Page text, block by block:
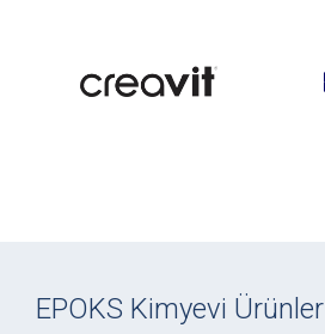
EPOKS Kimyevi Ürünler